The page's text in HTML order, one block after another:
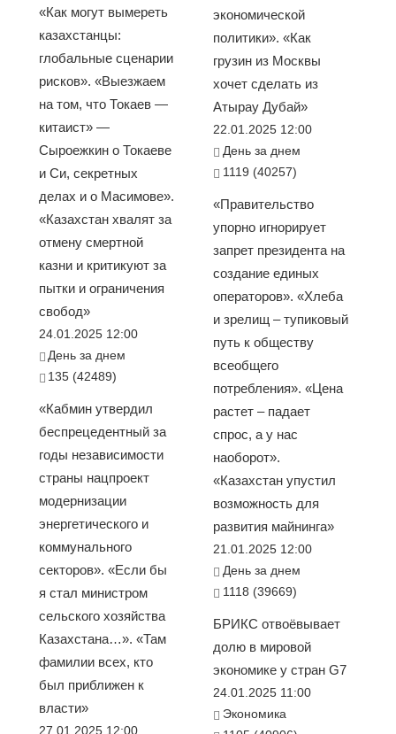
«Как могут вымереть
казахстанцы:
глобальные сценарии
рисков». «Выезжаем
на том, что Токаев —
китаист» —
Сыроежкин о Токаеве
и Си, секретных
делах и о Масимове».
«Казахстан хвалят за
отмену смертной
казни и критикуют за
пытки и ограничения
свобод»
24.01.2025 12:00
День за днем
135 (42489)
«Кабмин утвердил
беспрецедентный за
годы независимости
страны нацпроект
модернизации
энергетического и
коммунального
секторов». «Если бы
я стал министром
сельского хозяйства
Казахстана…». «Там
фамилии всех, кто
был приближен к
власти»
27.01.2025 12:00
экономической
политики». «Как
грузин из Москвы
хочет сделать из
Атырау Дубай»
22.01.2025 12:00
День за днем
1119 (40257)
«Правительство
упорно игнорирует
запрет президента на
создание единых
операторов». «Хлеба
и зрелищ – тупиковый
путь к обществу
всеобщего
потребления». «Цена
растет – падает
спрос, а у нас
наоборот».
«Казахстан упустил
возможность для
развития майнинга»
21.01.2025 12:00
День за днем
1118 (39669)
БРИКС отвоёвывает
долю в мировой
экономике у стран G7
24.01.2025 11:00
Экономика